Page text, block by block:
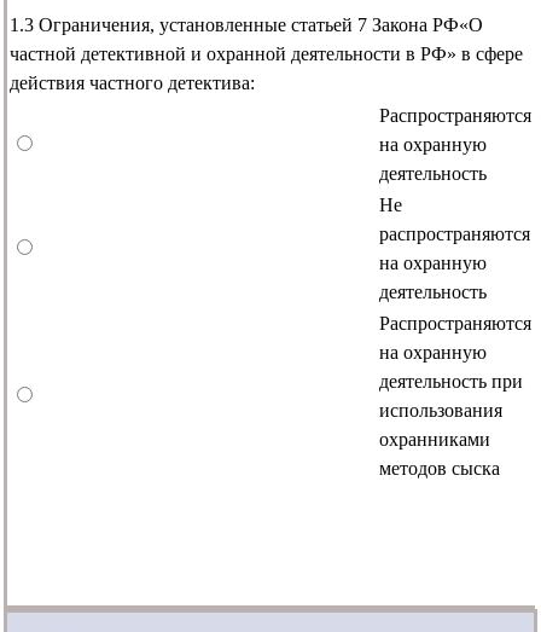
1.3 Ограничения, установленные статьей 7 Закона РФ«О
частной детективной и охранной деятельности в РФ» в сфере
действия частного детектива:
Распространяются
на охранную
деятельность
Не
распространяются
на охранную
деятельность
Распространяются
на охранную
деятельность при
использования
охранниками
методов сыска